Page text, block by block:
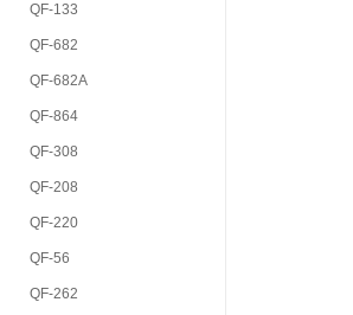
QF-133
QF-682
QF-682A
QF-864
QF-308
QF-208
QF-220
QF-56
QF-262